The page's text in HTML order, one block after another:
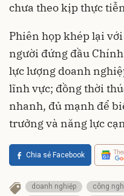
chưa theo kịp thực
Phiên họp khép lại
người đứng đầu
lực lượng doanh
lĩnh vực; đồng thời
nhanh, đủ mạnh để
trưởng và năng lực
Chia sẻ Facebook
doanh nghiệp công